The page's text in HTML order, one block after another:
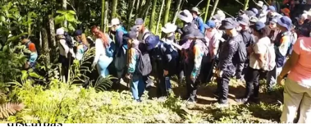
Fútbol
La FIFA
intenta
superar
su crisis
con
disculpas